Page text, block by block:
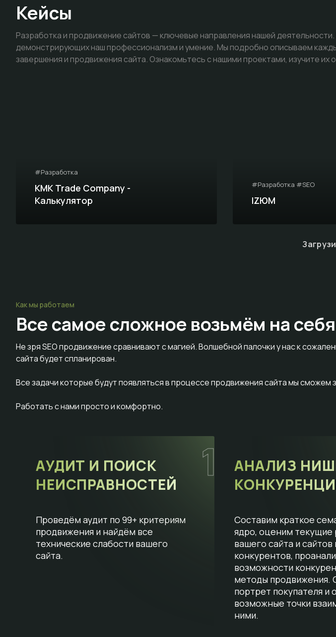
Кейсы
Разработка и продвижение сайтов — ключевые направления нашей
демонстрирующих наш профессионализм и умение. Мы подробно описываем
завершения и продвижения сайта. Ознакомьтесь с нашими проектами, изучите их
#Разработка
KMK Trade Company -
Калькулятор
#Разработка #SEO
IZЮМ
Как мы работаем
Все самое сложное возьмём на себя
Не зря SEO продвижение сравнивают с магией. Волшебной палочки у нас к
сайта будет спланирован.
Все задачи которые будут появляться в процессе продвижения сайта мы сможем
Работать с нами просто и комфортно.
1
АУДИТ И ПОИСК
НЕИСПРАВНОСТЕЙ
Проведём аудит по 99+ критериям
продвижения и найдём все
технические слабости вашего
сайта.
АНАЛИЗ
Составим краткое
ядро, оценим текущие
вашего сайта и сайтов
конкурентов,
возможности
методы продвижения.
портрет покупателя и
возможные точки
ними.